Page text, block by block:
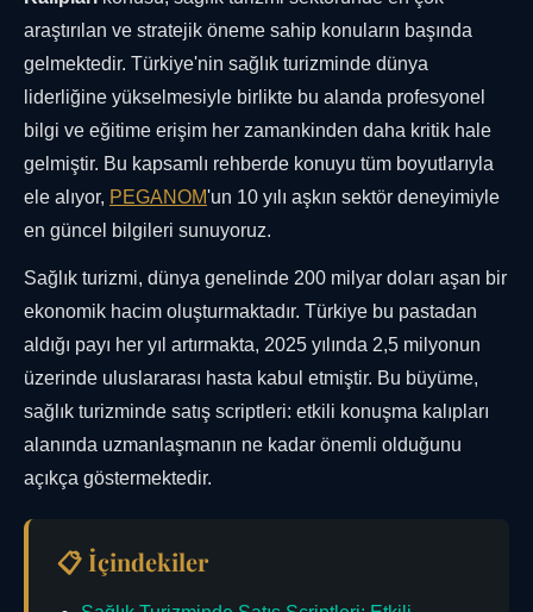
araştırılan ve stratejik öneme sahip konuların başında
gelmektedir. Türkiye'nin sağlık turizminde dünya
liderliğine yükselmesiyle birlikte bu alanda profesyonel
bilgi ve eğitime erişim her zamankinden daha kritik hale
gelmiştir. Bu kapsamlı rehberde konuyu tüm boyutlarıyla
ele alıyor, PEGANOM'un 10 yılı aşkın sektör deneyimiyle
en güncel bilgileri sunuyoruz.
Sağlık turizmi, dünya genelinde 200 milyar doları aşan bir
ekonomik hacim oluşturmaktadır. Türkiye bu pastadan
aldığı payı her yıl artırmakta, 2025 yılında 2,5 milyonun
üzerinde uluslararası hasta kabul etmiştir. Bu büyüme,
sağlık turizminde satış scriptleri: etkili konuşma kalıpları
alanında uzmanlaşmanın ne kadar önemli olduğunu
açıkça göstermektedir.
📋 İçindekiler